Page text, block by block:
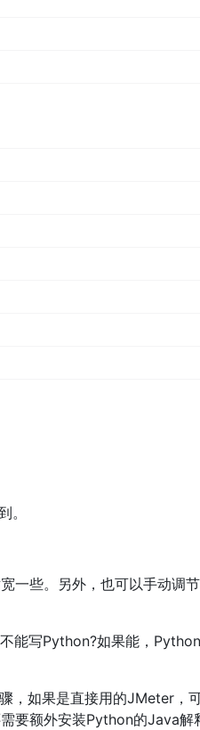
。
一些。另外，也可以手动调
能写Python?如果能，
，如果是直接用的JMeter，
要额外安装Python的Java解